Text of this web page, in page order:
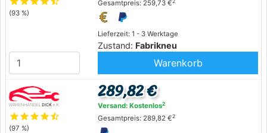
(93 %)
Lieferzeit: 1 - 3 Werktage
Zustand: Fabrikneu
Gesamtpreis: 259,73 €
Warenkorb
starstarstarstarstar_half
(97 %)
289,82 €
Versand: Kostenlos2
Gesamtpreis: 289,82 €2